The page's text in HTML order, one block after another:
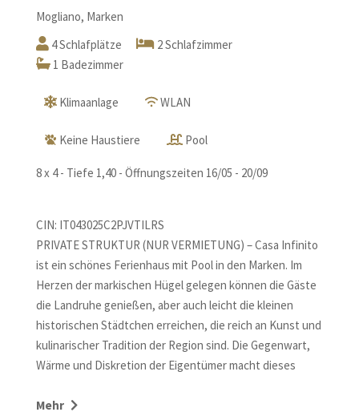
Mogliano, Marken
4 Schlafplätze
2 Schlafzimmer
1 Badezimmer
Klimaanlage WLAN
Keine Haustiere Pool
8 x 4 - Tiefe 1,40 - Öffnungszeiten 16/05 - 20/09
CIN: IT043025C2PJVTILRS
PRIVATE STRUKTUR (NUR VERMIETUNG) – Casa Infinito
ist ein schönes Ferienhaus mit Pool in den Marken. Im
Herzen der markischen Hügel gelegen können die Gäste
die Landruhe genießen, aber auch leicht die kleinen
historischen Städtchen erreichen, die reich an Kunst und
kulinarischer Tradition der Region sind. Die Gegenwart,
Wärme und Diskretion der Eigentümer macht dieses
Urlaubsort. Den Gästen steht ein Außenbereich für
Mehr